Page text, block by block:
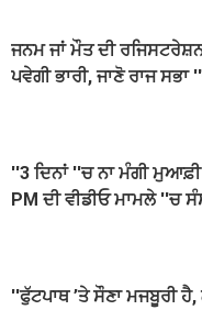
ਜਨਮ ਜਾਂ ਮੌਤ ਦੀ
ਪਵੇਗੀ ਭਾਰੀ, ਜਾਣੋ ਰਾਜ ਸਭਾ
''3 ਦਿਨਾਂ ''ਚ ਨਾ ਮੰਗੀ ਮੁਆਫ਼ੀ
PM ਦੀ ਵੀਡੀਓ ਮਾਮਲੇ ''ਚ
''ਫੁੱਟਪਾਥ ’ਤੇ ਸੌਣਾ ਮਜਬੂਰੀ ਹੈ,